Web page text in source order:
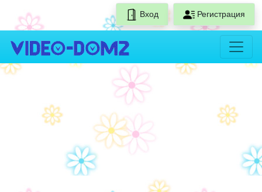
Вход Регистрация